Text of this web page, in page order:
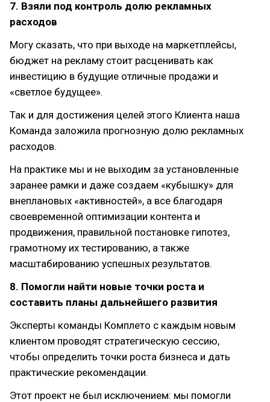
7. Взяли под контроль долю рекламных
расходов
Могу сказать, что при выходе на маркетплейсы,
бюджет на рекламу стоит расценивать как
инвестицию в будущие отличные продажи и
«светлое будущее».
Так и для достижения целей этого Клиента наша
Команда заложила прогнозную долю рекламных
расходов.
На практике мы и не выходим за установленные
заранее рамки и даже создаем «кубышку» для
внеплановых «активностей», а все благодаря
своевременной оптимизации контента и
продвижения, правильной постановке гипотез,
грамотному их тестированию, а также
масштабированию успешных результатов.
8. Помогли найти новые точки роста и
составить планы дальнейшего развития
Эксперты команды Комплето с каждым новым
клиентом проводят стратегическую сессию,
чтобы определить точки роста бизнеса и дать
практические рекомендации.
Этот проект не был исключением: мы помогли